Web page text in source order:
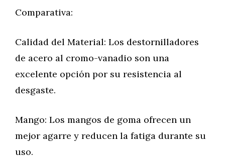
Comparativa:
Calidad del Material: Los destornilladores
de acero al cromo-vanadio son una
excelente opción por su resistencia al
desgaste.
Mango: Los mangos de goma ofrecen un
mejor agarre y reducen la fatiga durante su
uso.